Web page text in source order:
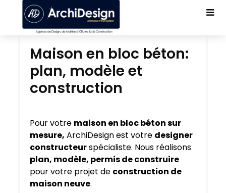
Maison en bloc béton:
plan, modèle et
construction
Pour votre maison en bloc béton sur
mesure, ArchiDesign est votre designer
constructeurspécialiste. Nous réalisons
plan, modèle, permis de construire
pour votre projet de construction de
maison neuve.